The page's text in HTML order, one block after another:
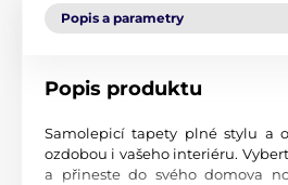
Popis a parametry
Popis produktu
Samolepicí tapety plné stylu a
ozdobou i vašeho interiéru.
a přineste do svého domova